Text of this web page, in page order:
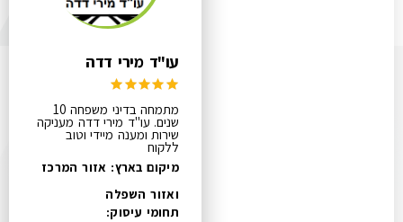
עו"ד מירי דדה
מתמחה בדיני משפחה 10
שנים. עו"ד מירי דדה מעניקה
שירות ומענה מיידי וטוב
ללקוח
מיקום בארץ: אזור המרכז
ואזור השפלה
תחומי עיסוק: